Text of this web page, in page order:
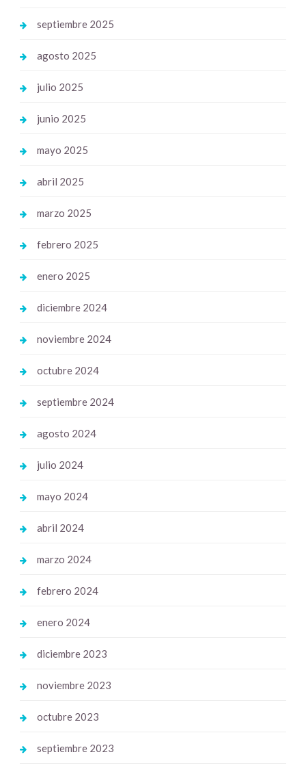
septiembre 2025
agosto 2025
julio 2025
junio 2025
mayo 2025
abril 2025
marzo 2025
febrero 2025
enero 2025
diciembre 2024
noviembre 2024
octubre 2024
septiembre 2024
agosto 2024
julio 2024
mayo 2024
abril 2024
marzo 2024
febrero 2024
enero 2024
diciembre 2023
noviembre 2023
octubre 2023
septiembre 2023